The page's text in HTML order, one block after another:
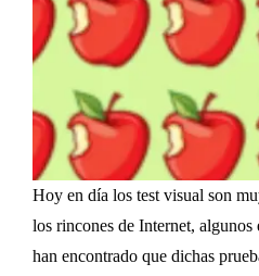
Hoy en día los test visual son
los rincones de Internet,
han encontrado que dichas